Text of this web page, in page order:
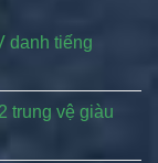
danh tiếng
trung vệ giàu